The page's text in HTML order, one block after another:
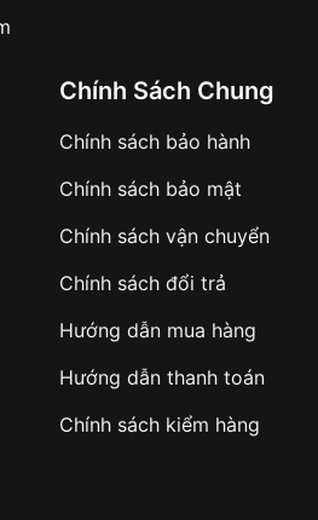
toán khi nhận hàng hoặc
đơn hàng nhanh chóng
trạng hủy đơn không mong
Chính Sách Chung
Chính sách bảo hành
Chính sách bảo mật
Chính sách vận chuyển
Chính sách đổi trả
Hướng dẫn mua hàng
Hướng dẫn thanh toán
Chính sách kiểm hàng